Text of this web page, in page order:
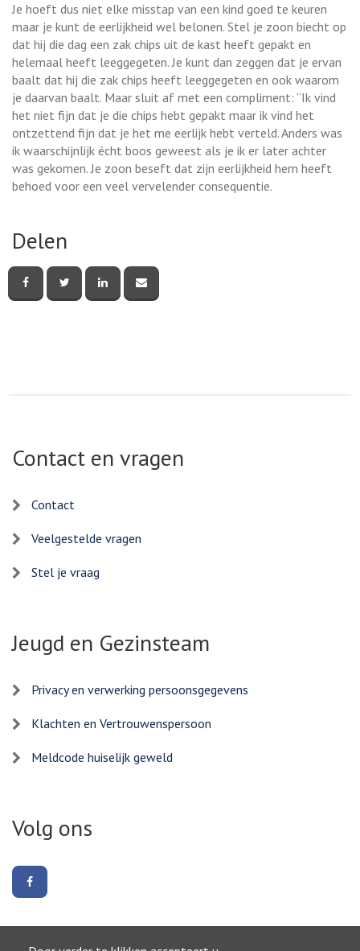
Je hoeft dus niet elke misstap van een kind goed te keuren
maar je kunt de eerlijkheid wel belonen. Stel je zoon biecht op
dat hij die dag een zak chips uit de kast heeft gepakt en
helemaal heeft leeggegeten. Je kunt dan zeggen dat je ervan
baalt dat hij die zak chips heeft leeggegeten en ook waarom
je daarvan baalt. Maar sluit af met een compliment: “Ik vind
het niet fijn dat je die chips hebt gepakt maar ik vind het
ontzettend fijn dat je het me eerlijk hebt verteld. Anders was
ik waarschijnlijk écht boos geweest als je ik er later achter
was gekomen. Je zoon beseft dat zijn eerlijkheid hem heeft
behoed voor een veel vervelender consequentie.
Delen
deze
pagina
deze
pagina
deze
pagina
deze
pagina
Contact en vragen
Contact
Veelgestelde vragen
Stel je vraag
Jeugd en Gezinsteam
Privacy en verwerking persoonsgegevens
Klachten en Vertrouwenspersoon
Meldcode huiselijk geweld
Volg ons
ons